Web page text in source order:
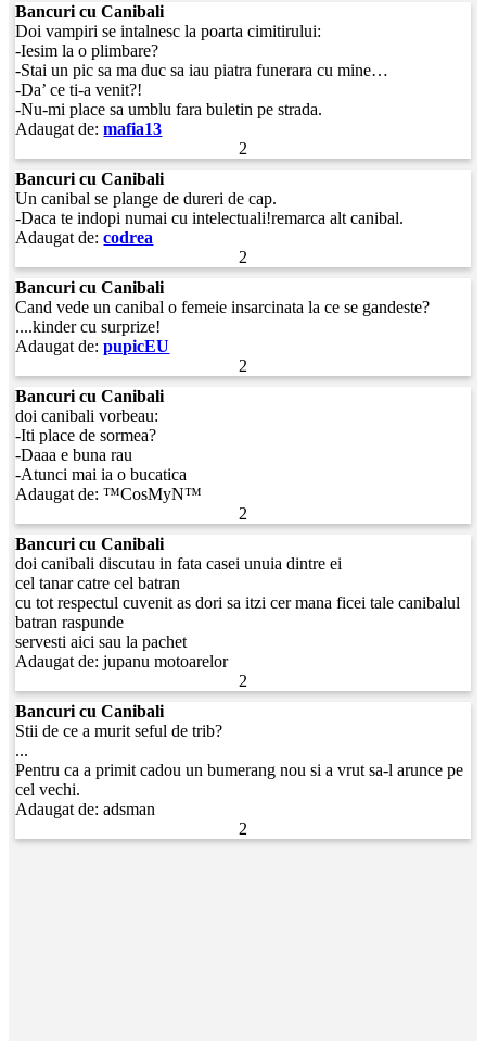
Bancuri cu Canibali
Doi vampiri se intalnesc la poarta cimitirului:
-Iesim la o plimbare?
-Stai un pic sa ma duc sa iau piatra funerara cu mine…
-Da’ ce ti-a venit?!
-Nu-mi place sa umblu fara buletin pe strada.
Adaugat de:mafia13
2
Bancuri cu Canibali
Un canibal se plange de dureri de cap.
-Daca te indopi numai cu intelectuali!remarca alt canibal.
Adaugat de:codrea
2
Bancuri cu Canibali
Cand vede un canibal o femeie insarcinata la ce se gandeste?
....kinder cu surprize!
Adaugat de:pupicEU
2
Bancuri cu Canibali
doi canibali vorbeau:
-Iti place de sormea?
-Daaa e buna rau
-Atunci mai ia o bucatica
Adaugat de:™CosMyN™
2
Bancuri cu Canibali
doi canibali discutau in fata casei unuia dintre ei
cel tanar catre cel batran
cu tot respectul cuvenit as dori sa itzi cer mana ficei tale canibalul
batran raspunde
servesti aici sau la pachet
Adaugat de:jupanu motoarelor
2
Bancuri cu Canibali
Stii de ce a murit seful de trib?
...
Pentru ca a primit cadou un bumerang nou si a vrut sa-l arunce pe
cel vechi.
Adaugat de:adsman
2